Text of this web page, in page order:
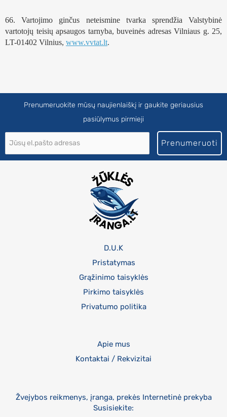
66. Vartojimo ginčus neteismine tvarka sprendžia Valstybinė
vartotojų teisių apsaugos tarnyba, buveinės adresas Vilniaus g. 25,
LT-01402 Vilnius, www.vvtat.lt.
Prenumeruokite mūsų naujienlaiškį ir gaukite geriausius
pasiūlymus pirmieji
Prenumeruoti
D.U.K
Pristatymas
Grąžinimo taisyklės
Pirkimo taisyklės
Privatumo politika
Apie mus
Kontaktai / Rekvizitai
Žvejybos reikmenys, įranga, prekės Internetinė prekyba
Susisiekite: